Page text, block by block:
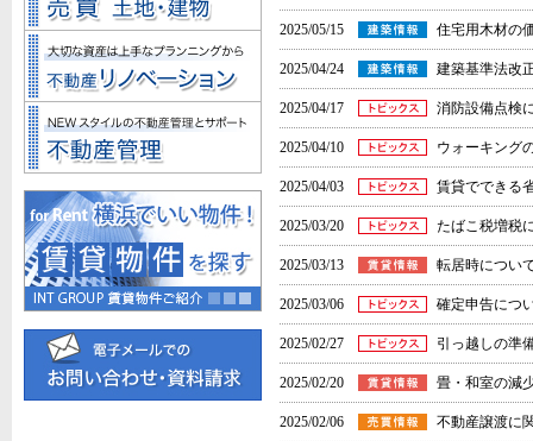
2025/05/15 住宅用木材の
2025/04/24 建築基準法改
2025/04/17 消防設備点検
2025/04/10 ウォーキング
2025/04/03 賃貸でできる
2025/03/20 たばこ税増税
2025/03/13 転居時につい
2025/03/06 確定申告につ
2025/02/27 引っ越しの準
2025/02/20 畳・和室の減
2025/02/06 不動産譲渡に